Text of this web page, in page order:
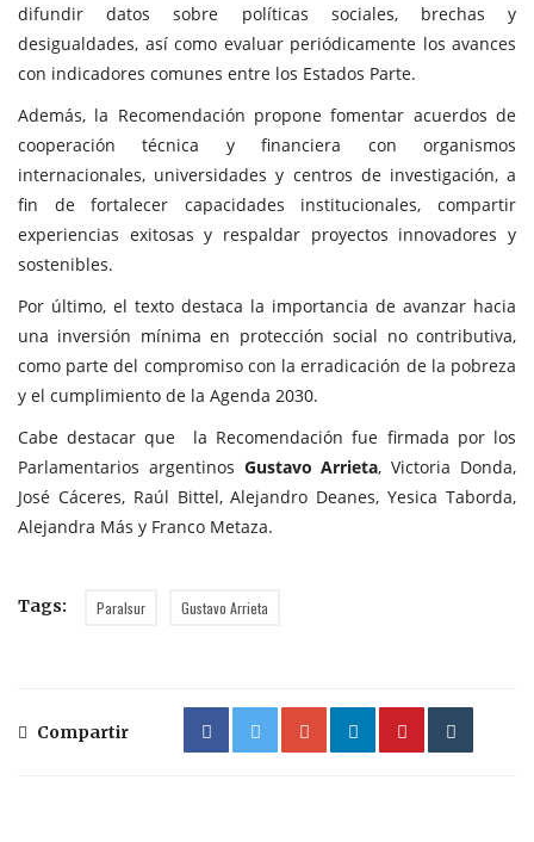
difundir datos sobre políticas sociales, brechas y
desigualdades, así como evaluar periódicamente los avances
con indicadores comunes entre los Estados Parte.
Además, la Recomendación propone fomentar acuerdos de
cooperación técnica y financiera con organismos
internacionales, universidades y centros de investigación, a
fin de fortalecer capacidades institucionales, compartir
experiencias exitosas y respaldar proyectos innovadores y
sostenibles.
Por último, el texto destaca la importancia de avanzar hacia
una inversión mínima en protección social no contributiva,
como parte del compromiso con la erradicación de la pobreza
y el cumplimiento de la Agenda 2030.
Cabe destacar que la Recomendación fue firmada por los
Parlamentarios argentinos Gustavo Arrieta, Victoria Donda,
José Cáceres, Raúl Bittel, Alejandro Deanes, Yesica Taborda,
Alejandra Más y Franco Metaza.
Tags: Paralsur Gustavo Arrieta
Compartir